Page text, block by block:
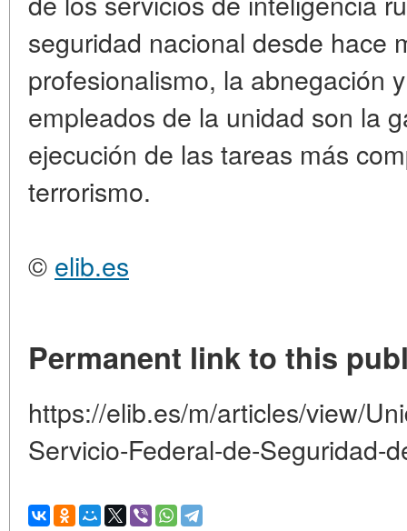
seguridad nacional desde hace
profesionalismo, la abnegación
empleados de la unidad son la
ejecución de las tareas más
terrorismo.
© elib.es
Permanent link to this
https://elib.es/m/articles/view/
Servicio-Federal-de-Seguridad-